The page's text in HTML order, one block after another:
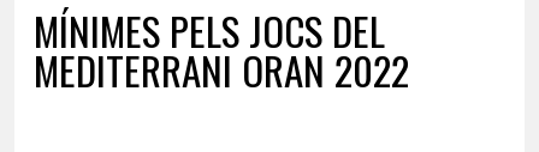
MÍNIMES PELS JOCS DEL
MEDITERRANI ORAN 2022